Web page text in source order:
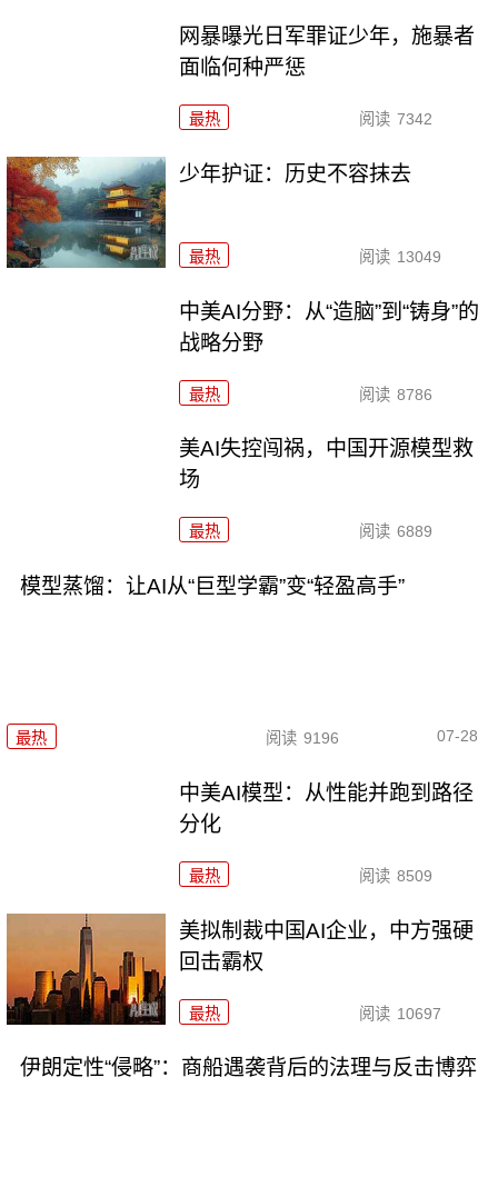
网暴曝光日军罪证少年，施暴者
面临何种严惩
最热 阅读 7342
少年护证：历史不容抹去
最热 阅读 13049
中美AI分野：从“造脑”到“铸身”的
战略分野
最热 阅读 8786
美AI失控闯祸，中国开源模型救
场
最热 阅读 6889
模型蒸馏：让AI从“巨型学霸”变“轻盈高手”
最热 阅读 9196 07-28
中美AI模型：从性能并跑到路径
分化
最热 阅读 8509
美拟制裁中国AI企业，中方强硬
回击霸权
最热 阅读 10697
伊朗定性“侵略”：商船遇袭背后的法理与反击博弈